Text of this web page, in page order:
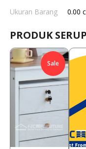
Ukuran Barang 0.00
PRODUK
Sale